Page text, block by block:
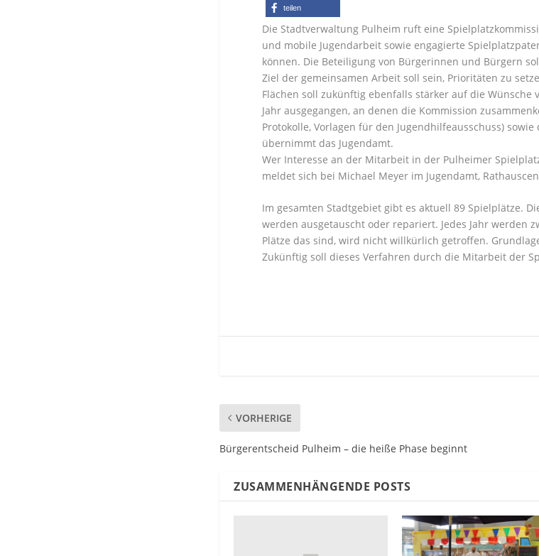
teilen
Die Stadtverwaltung Pulheim ruft eine
und mobile Jugendarbeit sowie engagierte
können. Die Beteiligung von Bürgerinnen und Bürgern
Ziel der gemeinsamen Arbeit soll sein, Prioritäten zu
Flächen soll zukünftig ebenfalls stärker auf die
Jahr ausgegangen, an denen die Kommission
Protokolle, Vorlagen für den Jugendhilfeausschuss)
übernimmt das Jugendamt.
Wer Interesse an der Mitarbeit in der Pulheimer
meldet sich bei Michael Meyer im Jugendamt,
Im gesamten Stadtgebiet gibt es aktuell 89 Spielplätze.
werden ausgetauscht oder repariert. Jedes Jahr werden
Plätze das sind, wird nicht willkürlich getroffen.
Zukünftig soll dieses Verfahren durch die Mitarbeit der
VORHERIGE
Bürgerentscheid Pulheim – die heiße Phase beginnt
ZUSAMMENHÄNGENDE POSTS